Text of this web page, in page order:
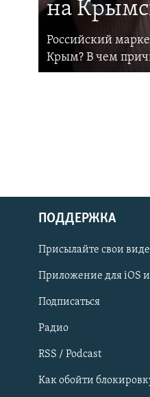
Українською
Qırımtatar
ПРИСОЕДИНЯЙТЕСЬ!
на
Российский
Крым? В чем
ПОДДЕРЖКА
Присылайте свои
Приложение для iOS
Подписаться
Радио
RSS / Podcast
Как обойти